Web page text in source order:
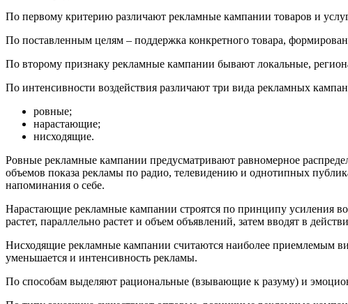
По первому критерию различают рекламные кампании товаров и
По поставленным целям – поддержка конкретного товара,
По второму признаку рекламные кампании бывают локальные,
По интенсивности воздействия различают три вида рекламных
ровные;
нарастающие;
нисходящие.
Ровные рекламные кампании предусматривают равномерное
объемов показа рекламы по радио, телевидению и однотипных
напоминания о себе.
Нарастающие рекламные кампании строятся по принципу усиления
растет, параллельно растет и объем объявлений, затем вводят в
Нисходящие рекламные кампании считаются наиболее приемлемым
уменьшается и интенсивность рекламы.
По способам выделяют рациональные (взывающие к разуму) и